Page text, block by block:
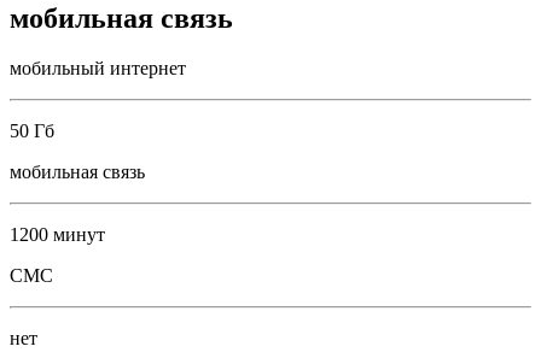
мобильная связь
мобильный интернет
50 Гб
мобильная связь
1200 минут
СМС
нет